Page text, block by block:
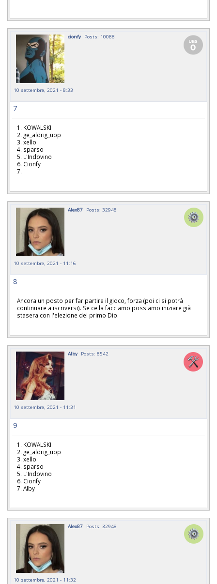
cionfy Posts: 10088
10 settembre, 2021 - 8:33
7
1. KOWALSKI
2. ge_aldrig_upp
3. xello
4. sparso
5. L'Indovino
6. Cionfy
7.
Alex87 Posts: 32948
10 settembre, 2021 - 11:16
8
Ancora un posto per far partire il gioco, forza (poi ci si potrà
continuare a iscriversi). Se ce la facciamo possiamo iniziare già
stasera con l'elezione del primo Dio.
Alby Posts: 8542
10 settembre, 2021 - 11:31
9
1. KOWALSKI
2. ge_aldrig_upp
3. xello
4. sparso
5. L'Indovino
6. Cionfy
7. Alby
Alex87 Posts: 32948
10 settembre, 2021 - 11:32